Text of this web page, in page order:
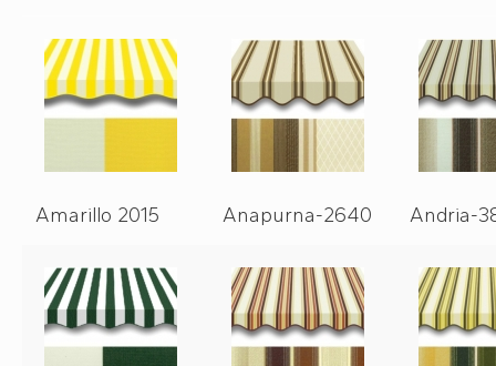
Amarillo 2015 Anapurna-2640 Andria-